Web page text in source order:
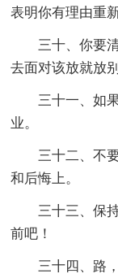
表明你有理由重
三十、你要清
去面对该放就放
三十一、如果
业。
三十二、不要
和后悔上。
三十三、保持
前吧！
三十四、路，